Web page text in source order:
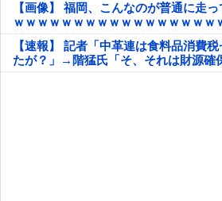
【画像】 福岡、こんなのが普通に走
ｗｗｗｗｗｗｗｗｗｗｗｗｗｗｗｗｗ
ｗｗｗｗｗ
【速報】 記者「中革連は食料品消費
たが？」→階猛氏「そ、それは財源確